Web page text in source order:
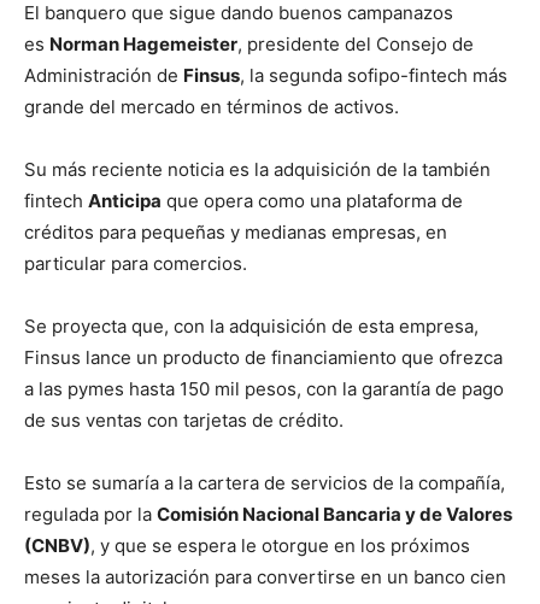
El banquero que sigue dando buenos campanazos
es Norman Hagemeister, presidente del Consejo de
Administración de Finsus, la segunda sofipo-fintech más
grande del mercado en términos de activos.
Su más reciente noticia es la adquisición de la también
fintech Anticipa que opera como una plataforma de
créditos para pequeñas y medianas empresas, en
particular para comercios.
Se proyecta que, con la adquisición de esta empresa,
Finsus lance un producto de financiamiento que ofrezca
a las pymes hasta 150 mil pesos, con la garantía de pago
de sus ventas con tarjetas de crédito.
Esto se sumaría a la cartera de servicios de la compañía,
regulada por la Comisión Nacional Bancaria y de Valores
(CNBV), y que se espera le otorgue en los próximos
meses la autorización para convertirse en un banco cien